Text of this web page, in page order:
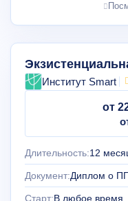
Институт Smart
от
Длительность:12
Документ:Диплом о
Старт:В любое время